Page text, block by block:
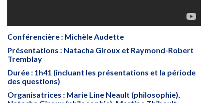
Conférencière : Michèle Audette
Présentations : Natacha Giroux et Raymond-Robert
Tremblay
Durée : 1h41 (incluant les présentations et la période
des questions)
Organisatrices : Marie Line Neault (philosophie),